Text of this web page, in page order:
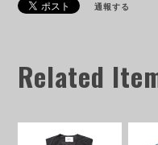
通報する
Related